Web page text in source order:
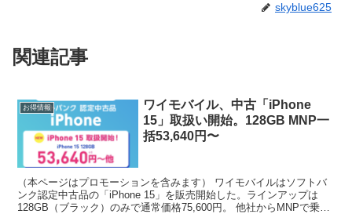
skyblue625
関連記事
お得情報
ワイモバイル、中古「iPhone
15」取扱い開始。128GB MNP一
括53,640円〜
（本ページはプロモーションを含みます） ワイモバイルはソフトバ
ンク認定中古品の「iPhone 15」を販売開始した。ラインアップは
128GB（ブラック）のみで通常価格75,600円。 他社からMNPで乗り